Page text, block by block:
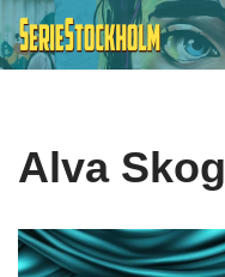
Hoppa
Alva Skog